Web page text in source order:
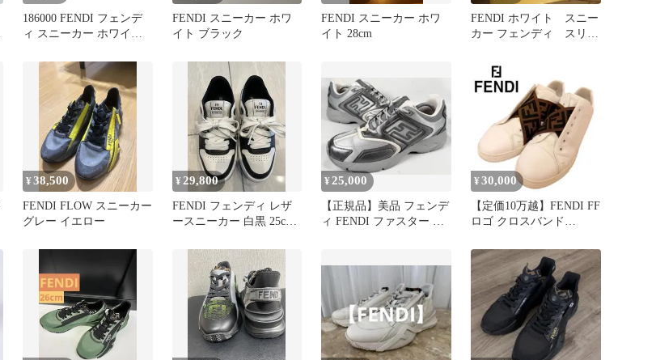
186000 FENDI フェンデ
ィ スニーカー ホワイト
ーカー
FENDI スニーカー ホワ
イト ブラック
FENDI スニーカー ホワ
イト 28cm
FENDI ホワイト スニー
カー フェンディ スリッ
¥38,500
FENDI FLOW スニーカー
グレー イエロー
¥ 29,800
FENDI フェンディ レザ
ースニーカー 白黒 25cm
¥ 25,000
【正規品】美品 フェンデ
ィ FENDI ファスター ズ
¥ 30,000
【定価10万越】FENDI FF
ロゴ クロスバンド